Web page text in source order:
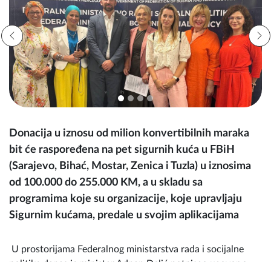
Donacija u iznosu od milion konvertibilnih maraka
bit će raspoređena na pet sigurnih kuća u FBiH
(Sarajevo, Bihać, Mostar, Zenica i Tuzla) u iznosima
od 100.000 do 255.000 KM, a u skladu sa